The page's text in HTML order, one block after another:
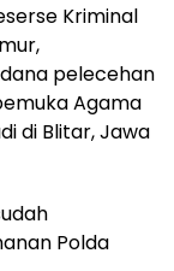
Kriminal
pelecehan
Agama
di Blitar, Jawa
Polda